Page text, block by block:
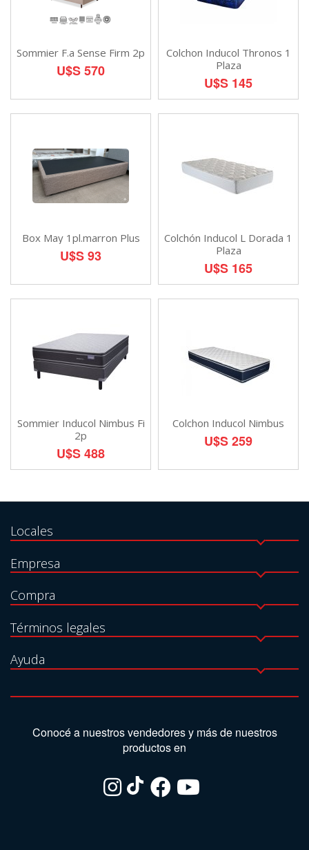
Sommier F.a Sense Firm 2p
U$S 570
Colchon Inducol Thronos 1
Plaza
U$S 145
Box May 1pl.marron Plus
U$S 93
Colchón Inducol L Dorada 1
Plaza
U$S 165
Sommier Inducol Nimbus Fi
2p
U$S 488
Colchon Inducol Nimbus
U$S 259
Locales
Empresa
Compra
Términos legales
Ayuda
Conocé a nuestros vendedores y más de nuestros
productos en